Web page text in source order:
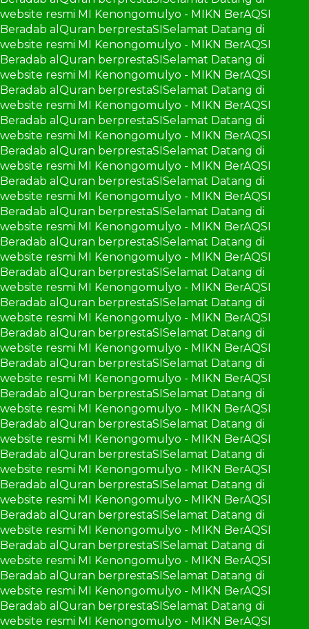
website resmi MI Kenongomulyo - MIKN BerAQSI
Beradab alQuran berprestaSISelamat Datang di
website resmi MI Kenongomulyo - MIKN BerAQSI
Beradab alQuran berprestaSISelamat Datang di
website resmi MI Kenongomulyo - MIKN BerAQSI
Beradab alQuran berprestaSISelamat Datang di
website resmi MI Kenongomulyo - MIKN BerAQSI
Beradab alQuran berprestaSISelamat Datang di
website resmi MI Kenongomulyo - MIKN BerAQSI
Beradab alQuran berprestaSISelamat Datang di
website resmi MI Kenongomulyo - MIKN BerAQSI
Beradab alQuran berprestaSISelamat Datang di
website resmi MI Kenongomulyo - MIKN BerAQSI
Beradab alQuran berprestaSISelamat Datang di
website resmi MI Kenongomulyo - MIKN BerAQSI
Beradab alQuran berprestaSISelamat Datang di
website resmi MI Kenongomulyo - MIKN BerAQSI
Beradab alQuran berprestaSISelamat Datang di
website resmi MI Kenongomulyo - MIKN BerAQSI
Beradab alQuran berprestaSISelamat Datang di
website resmi MI Kenongomulyo - MIKN BerAQSI
Beradab alQuran berprestaSISelamat Datang di
website resmi MI Kenongomulyo - MIKN BerAQSI
Beradab alQuran berprestaSISelamat Datang di
website resmi MI Kenongomulyo - MIKN BerAQSI
Beradab alQuran berprestaSISelamat Datang di
website resmi MI Kenongomulyo - MIKN BerAQSI
Beradab alQuran berprestaSISelamat Datang di
website resmi MI Kenongomulyo - MIKN BerAQSI
Beradab alQuran berprestaSISelamat Datang di
website resmi MI Kenongomulyo - MIKN BerAQSI
Beradab alQuran berprestaSISelamat Datang di
website resmi MI Kenongomulyo - MIKN BerAQSI
Beradab alQuran berprestaSISelamat Datang di
website resmi MI Kenongomulyo - MIKN BerAQSI
Beradab alQuran berprestaSISelamat Datang di
website resmi MI Kenongomulyo - MIKN BerAQSI
Beradab alQuran berprestaSISelamat Datang di
website resmi MI Kenongomulyo - MIKN BerAQSI
Beradab alQuran berprestaSISelamat Datang di
website resmi MI Kenongomulyo - MIKN BerAQSI